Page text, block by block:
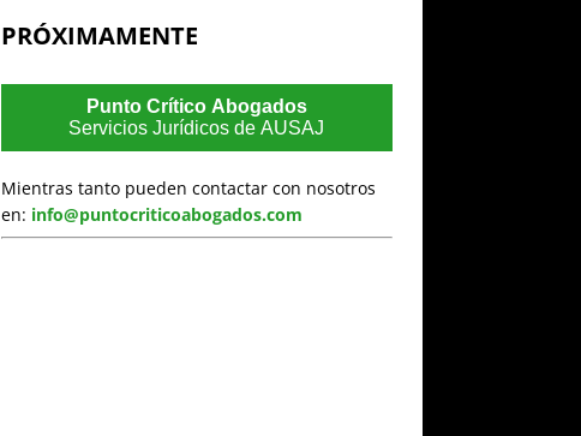
PRÓXIMAMENTE
Punto Crítico Abogados
Servicios Jurídicos de AUSAJ
Mientras tanto pueden contactar con nosotros
en: info@puntocriticoabogados.com